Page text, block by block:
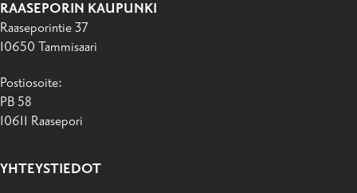
RAASEPORIN KAUPUNKI
Raaseporintie 37
10650 Tammisaari
Postiosoite:
PB 58
10611 Raasepori
YHTEYSTIEDOT